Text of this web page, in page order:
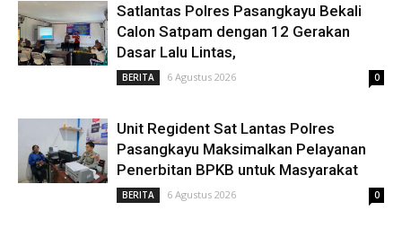
Satlantas Polres Pasangkayu Bekali
Calon Satpam dengan 12 Gerakan
Dasar Lalu Lintas,
BERITA 6 Agustus 2026 0
Unit Regident Sat Lantas Polres
Pasangkayu Maksimalkan Pelayanan
Penerbitan BPKB untuk Masyarakat
BERITA 6 Agustus 2026 0